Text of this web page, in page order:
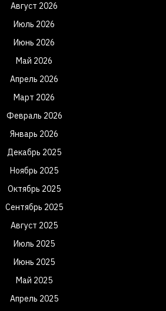
Август 2026
Июль 2026
Июнь 2026
Май 2026
Апрель 2026
Март 2026
Февраль 2026
Январь 2026
Декабрь 2025
Ноябрь 2025
Октябрь 2025
Сентябрь 2025
Август 2025
Июль 2025
Июнь 2025
Май 2025
Апрель 2025